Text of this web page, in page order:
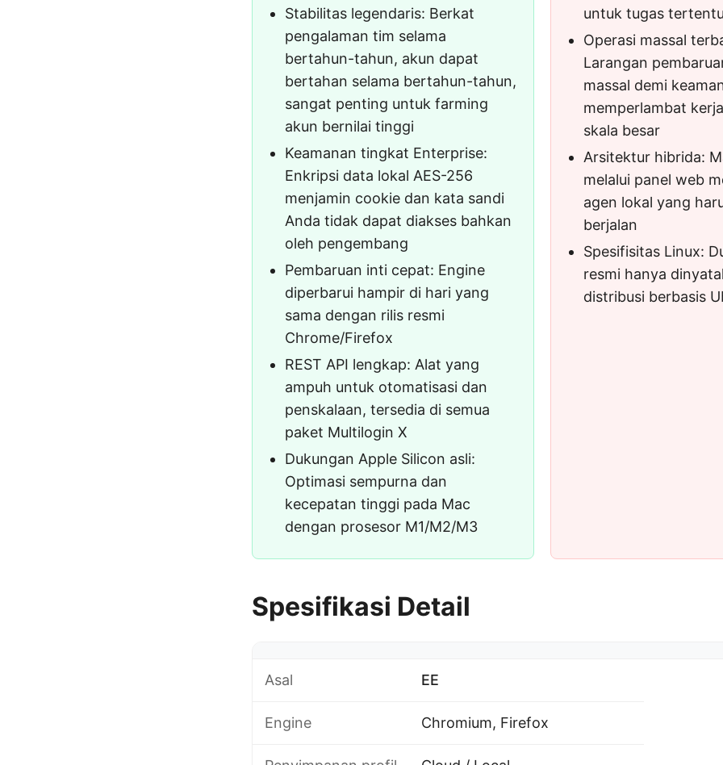
Stabilitas legendaris: Berkat
pengalaman tim selama
bertahun-tahun, akun dapat
bertahan selama bertahun-tahun,
sangat penting untuk farming
akun bernilai tinggi
Keamanan tingkat Enterprise:
Enkripsi data lokal AES-256
menjamin cookie dan kata sandi
Anda tidak dapat diakses bahkan
oleh pengembang
Pembaruan inti cepat: Engine
diperbarui hampir di hari yang
sama dengan rilis resmi
Chrome/Firefox
REST API lengkap: Alat yang
ampuh untuk otomatisasi dan
penskalaan, tersedia di semua
paket Multilogin X
Dukungan Apple Silicon asli:
Optimasi sempurna dan
kecepatan tinggi pada Mac
dengan prosesor M1/M2/M3
untuk tugas tertentu
Operasi massal
Larangan
massal demi
memperlambat
skala besar
Arsitektur hibrida:
melalui panel web
agen lokal yang
berjalan
Spesifisitas Linux:
resmi hanya
distribusi berbasis
Spesifikasi Detail
Asal EE
Engine Chromium, Firefox